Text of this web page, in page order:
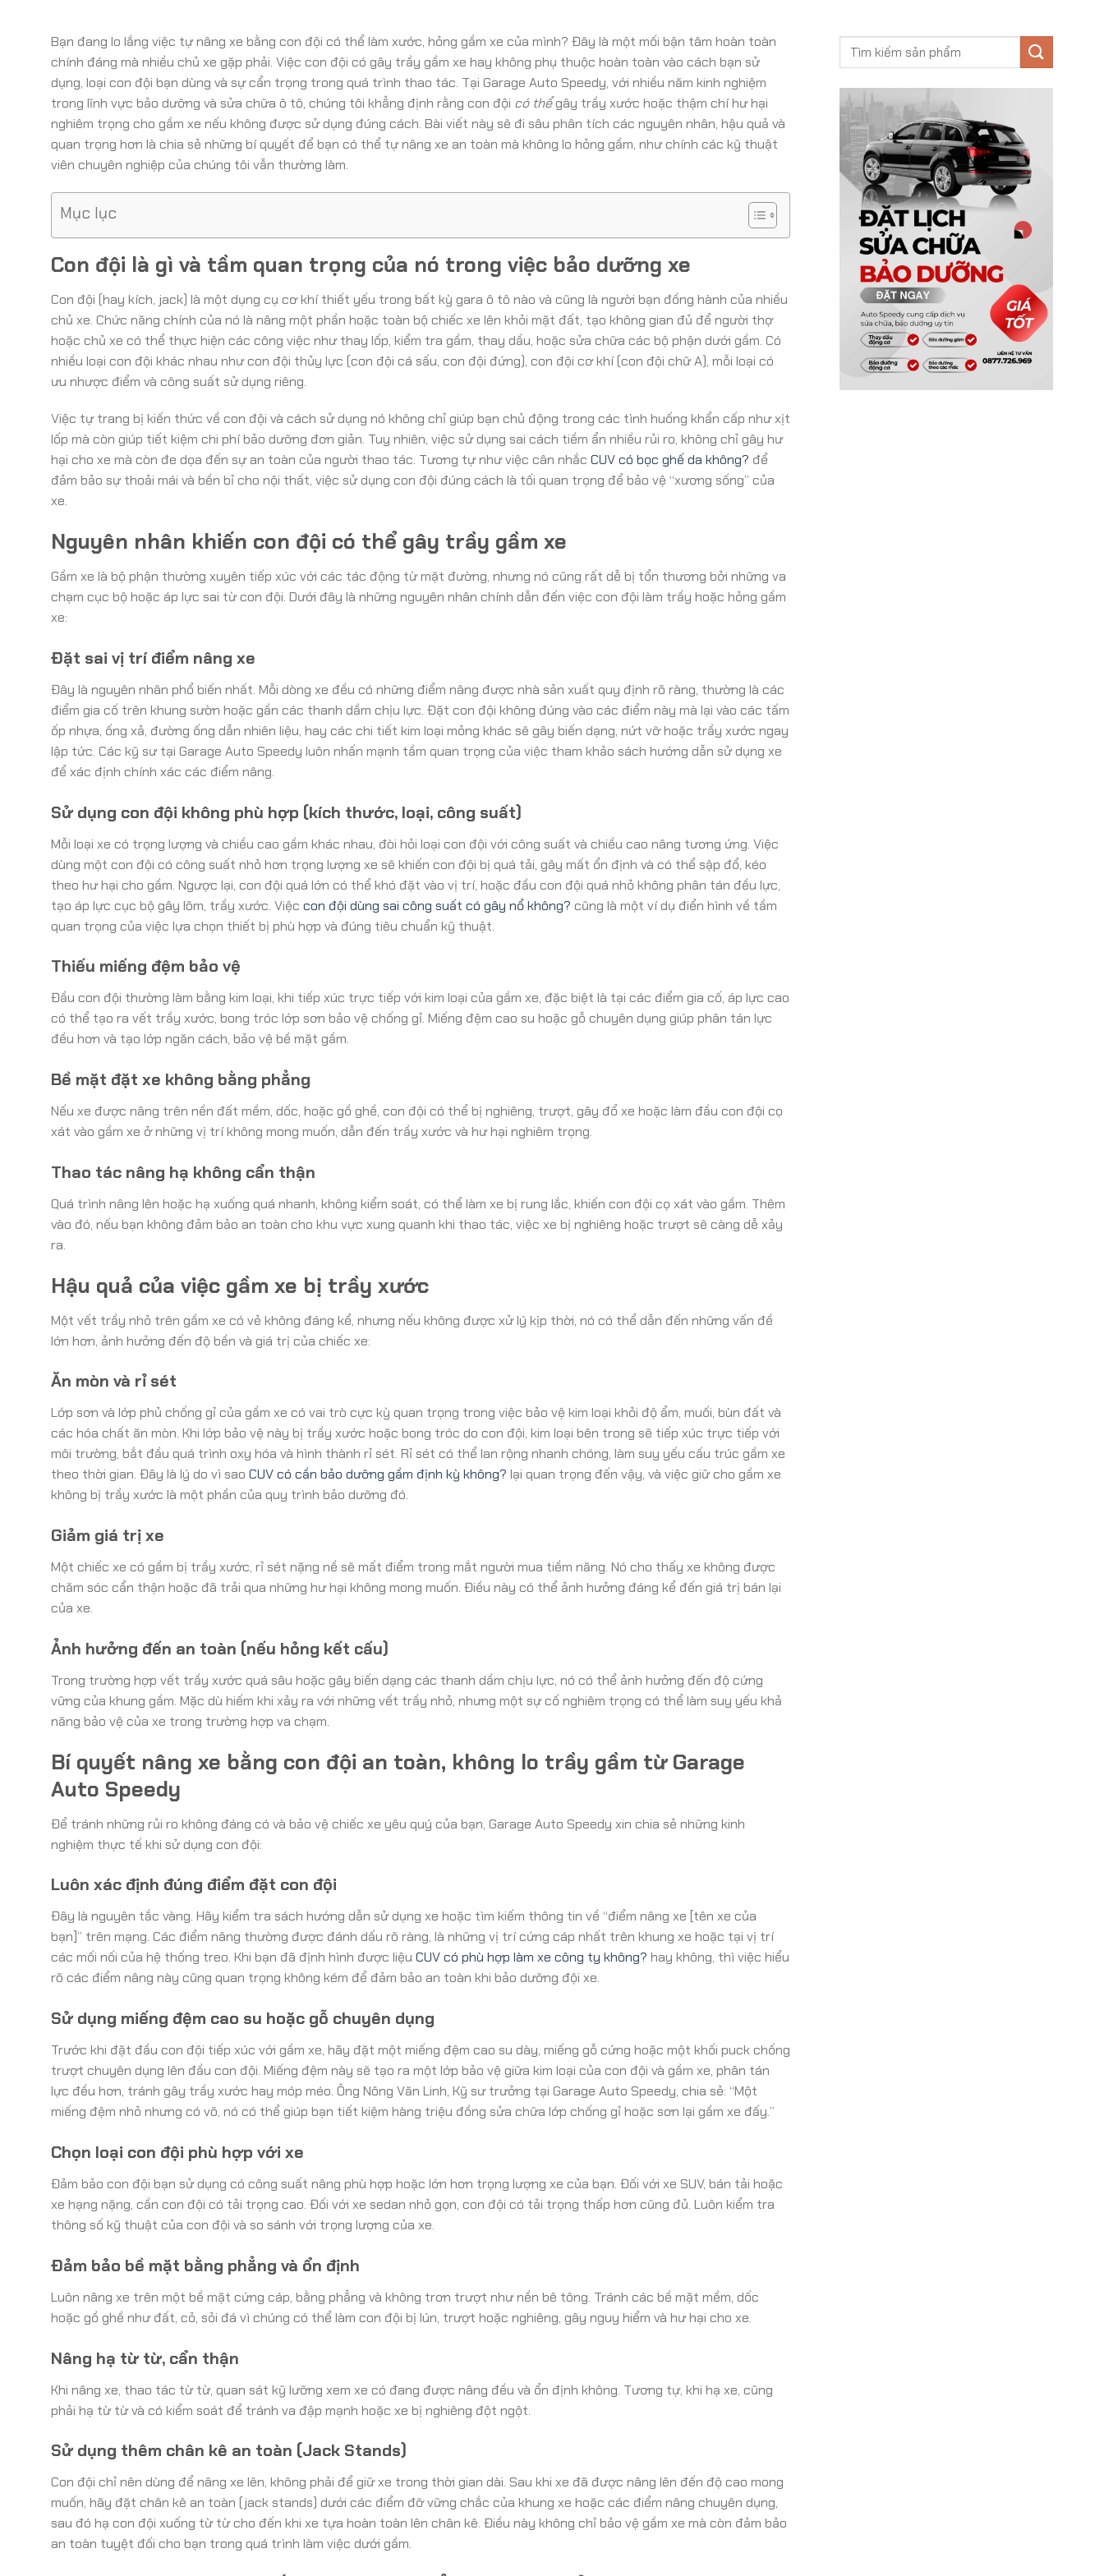
Bạn đang lo lắng việc tự nâng xe bằng con đội có thể làm xước, hỏng gầm xe của mình? Đây là một mối bận tâm hoàn toàn
chính đáng mà nhiều chủ xe gặp phải. Việc con đội có gây trầy gầm xe hay không phụ thuộc hoàn toàn vào cách bạn sử
dụng, loại con đội bạn dùng và sự cẩn trọng trong quá trình thao tác. Tại Garage Auto Speedy, với nhiều năm kinh nghiệm
trong lĩnh vực bảo dưỡng và sửa chữa ô tô, chúng tôi khẳng định rằng con đội có thểgây trầy xước hoặc thậm chí hư hại
nghiêm trọng cho gầm xe nếu không được sử dụng đúng cách. Bài viết này sẽ đi sâu phân tích các nguyên nhân, hậu quả và
quan trọng hơn là chia sẻ những bí quyết để bạn có thể tự nâng xe an toàn mà không lo hỏng gầm, như chính các kỹ thuật
viên chuyên nghiệp của chúng tôi vẫn thường làm.
Mục lục
Con đội là gì và tầm quan trọng của nó trong việc bảo dưỡng xe
Con đội (hay kích, jack) là một dụng cụ cơ khí thiết yếu trong bất kỳ gara ô tô nào và cũng là người bạn đồng hành của nhiều
chủ xe. Chức năng chính của nó là nâng một phần hoặc toàn bộ chiếc xe lên khỏi mặt đất, tạo không gian đủ để người thợ
hoặc chủ xe có thể thực hiện các công việc như thay lốp, kiểm tra gầm, thay dầu, hoặc sửa chữa các bộ phận dưới gầm. Có
nhiều loại con đội khác nhau như con đội thủy lực (con đội cá sấu, con đội đứng), con đội cơ khí (con đội chữ A), mỗi loại có
ưu nhược điểm và công suất sử dụng riêng.
Việc tự trang bị kiến thức về con đội và cách sử dụng nó không chỉ giúp bạn chủ động trong các tình huống khẩn cấp như xịt
lốp mà còn giúp tiết kiệm chi phí bảo dưỡng đơn giản. Tuy nhiên, việc sử dụng sai cách tiềm ẩn nhiều rủi ro, không chỉ gây hư
hại cho xe mà còn đe dọa đến sự an toàn của người thao tác. Tương tự như việc cân nhắc CUV có bọc ghế da không? để
đảm bảo sự thoải mái và bền bỉ cho nội thất, việc sử dụng con đội đúng cách là tối quan trọng để bảo vệ “xương sống” của
xe.
Nguyên nhân khiến con đội có thể gây trầy gầm xe
Gầm xe là bộ phận thường xuyên tiếp xúc với các tác động từ mặt đường, nhưng nó cũng rất dễ bị tổn thương bởi những va
chạm cục bộ hoặc áp lực sai từ con đội. Dưới đây là những nguyên nhân chính dẫn đến việc con đội làm trầy hoặc hỏng gầm
xe:
Đặt sai vị trí điểm nâng xe
Đây là nguyên nhân phổ biến nhất. Mỗi dòng xe đều có những điểm nâng được nhà sản xuất quy định rõ ràng, thường là các
điểm gia cố trên khung sườn hoặc gần các thanh dầm chịu lực. Đặt con đội không đúng vào các điểm này mà lại vào các tấm
ốp nhựa, ống xả, đường ống dẫn nhiên liệu, hay các chi tiết kim loại mỏng khác sẽ gây biến dạng, nứt vỡ hoặc trầy xước ngay
lập tức. Các kỹ sư tại Garage Auto Speedy luôn nhấn mạnh tầm quan trọng của việc tham khảo sách hướng dẫn sử dụng xe
để xác định chính xác các điểm nâng.
Sử dụng con đội không phù hợp (kích thước, loại, công suất)
Mỗi loại xe có trọng lượng và chiều cao gầm khác nhau, đòi hỏi loại con đội với công suất và chiều cao nâng tương ứng. Việc
dùng một con đội có công suất nhỏ hơn trọng lượng xe sẽ khiến con đội bị quá tải, gây mất ổn định và có thể sập đổ, kéo
theo hư hại cho gầm. Ngược lại, con đội quá lớn có thể khó đặt vào vị trí, hoặc đầu con đội quá nhỏ không phân tán đều lực,
tạo áp lực cục bộ gây lõm, trầy xước. Việc con đội dùng sai công suất có gây nổ không? cũng là một ví dụ điển hình về tầm
quan trọng của việc lựa chọn thiết bị phù hợp và đúng tiêu chuẩn kỹ thuật.
Thiếu miếng đệm bảo vệ
Đầu con đội thường làm bằng kim loại, khi tiếp xúc trực tiếp với kim loại của gầm xe, đặc biệt là tại các điểm gia cố, áp lực cao
có thể tạo ra vết trầy xước, bong tróc lớp sơn bảo vệ chống gỉ. Miếng đệm cao su hoặc gỗ chuyên dụng giúp phân tán lực
đều hơn và tạo lớp ngăn cách, bảo vệ bề mặt gầm.
Bề mặt đặt xe không bằng phẳng
Nếu xe được nâng trên nền đất mềm, dốc, hoặc gồ ghề, con đội có thể bị nghiêng, trượt, gây đổ xe hoặc làm đầu con đội cọ
xát vào gầm xe ở những vị trí không mong muốn, dẫn đến trầy xước và hư hại nghiêm trọng.
Thao tác nâng hạ không cẩn thận
Quá trình nâng lên hoặc hạ xuống quá nhanh, không kiểm soát, có thể làm xe bị rung lắc, khiến con đội cọ xát vào gầm. Thêm
vào đó, nếu bạn không đảm bảo an toàn cho khu vực xung quanh khi thao tác, việc xe bị nghiêng hoặc trượt sẽ càng dễ xảy
ra.
Hậu quả của việc gầm xe bị trầy xước
Một vết trầy nhỏ trên gầm xe có vẻ không đáng kể, nhưng nếu không được xử lý kịp thời, nó có thể dẫn đến những vấn đề
lớn hơn, ảnh hưởng đến độ bền và giá trị của chiếc xe:
Ăn mòn và rỉ sét
Lớp sơn và lớp phủ chống gỉ của gầm xe có vai trò cực kỳ quan trọng trong việc bảo vệ kim loại khỏi độ ẩm, muối, bùn đất và
các hóa chất ăn mòn. Khi lớp bảo vệ này bị trầy xước hoặc bong tróc do con đội, kim loại bên trong sẽ tiếp xúc trực tiếp với
môi trường, bắt đầu quá trình oxy hóa và hình thành rỉ sét. Rỉ sét có thể lan rộng nhanh chóng, làm suy yếu cấu trúc gầm xe
theo thời gian. Đây là lý do vì sao CUV có cần bảo dưỡng gầm định kỳ không? lại quan trọng đến vậy, và việc giữ cho gầm xe
không bị trầy xước là một phần của quy trình bảo dưỡng đó.
Giảm giá trị xe
Một chiếc xe có gầm bị trầy xước, rỉ sét nặng nề sẽ mất điểm trong mắt người mua tiềm năng. Nó cho thấy xe không được
chăm sóc cẩn thận hoặc đã trải qua những hư hại không mong muốn. Điều này có thể ảnh hưởng đáng kể đến giá trị bán lại
của xe.
Ảnh hưởng đến an toàn (nếu hỏng kết cấu)
Trong trường hợp vết trầy xước quá sâu hoặc gây biến dạng các thanh dầm chịu lực, nó có thể ảnh hưởng đến độ cứng
vững của khung gầm. Mặc dù hiếm khi xảy ra với những vết trầy nhỏ, nhưng một sự cố nghiêm trọng có thể làm suy yếu khả
năng bảo vệ của xe trong trường hợp va chạm.
Bí quyết nâng xe bằng con đội an toàn, không lo trầy gầm từ Garage
Auto Speedy
Để tránh những rủi ro không đáng có và bảo vệ chiếc xe yêu quý của bạn, Garage Auto Speedy xin chia sẻ những kinh
nghiệm thực tế khi sử dụng con đội:
Luôn xác định đúng điểm đặt con đội
Đây là nguyên tắc vàng. Hãy kiểm tra sách hướng dẫn sử dụng xe hoặc tìm kiếm thông tin về “điểm nâng xe [tên xe của
bạn]” trên mạng. Các điểm nâng thường được đánh dấu rõ ràng, là những vị trí cứng cáp nhất trên khung xe hoặc tại vị trí
các mối nối của hệ thống treo. Khi bạn đã định hình được liệu CUV có phù hợp làm xe công ty không? hay không, thì việc hiểu
rõ các điểm nâng này cũng quan trọng không kém để đảm bảo an toàn khi bảo dưỡng đội xe.
Sử dụng miếng đệm cao su hoặc gỗ chuyên dụng
Trước khi đặt đầu con đội tiếp xúc với gầm xe, hãy đặt một miếng đệm cao su dày, miếng gỗ cứng hoặc một khối puck chống
trượt chuyên dụng lên đầu con đội. Miếng đệm này sẽ tạo ra một lớp bảo vệ giữa kim loại của con đội và gầm xe, phân tán
lực đều hơn, tránh gây trầy xước hay móp méo. Ông Nông Văn Linh, Kỹ sư trưởng tại Garage Auto Speedy, chia sẻ: “Một
miếng đệm nhỏ nhưng có võ, nó có thể giúp bạn tiết kiệm hàng triệu đồng sửa chữa lớp chống gỉ hoặc sơn lại gầm xe đấy.”
Chọn loại con đội phù hợp với xe
Đảm bảo con đội bạn sử dụng có công suất nâng phù hợp hoặc lớn hơn trọng lượng xe của bạn. Đối với xe SUV, bán tải hoặc
xe hạng nặng, cần con đội có tải trọng cao. Đối với xe sedan nhỏ gọn, con đội có tải trọng thấp hơn cũng đủ. Luôn kiểm tra
thông số kỹ thuật của con đội và so sánh với trọng lượng của xe.
Đảm bảo bề mặt bằng phẳng và ổn định
Luôn nâng xe trên một bề mặt cứng cáp, bằng phẳng và không trơn trượt như nền bê tông. Tránh các bề mặt mềm, dốc
hoặc gồ ghề như đất, cỏ, sỏi đá vì chúng có thể làm con đội bị lún, trượt hoặc nghiêng, gây nguy hiểm và hư hại cho xe.
Nâng hạ từ từ, cẩn thận
Khi nâng xe, thao tác từ từ, quan sát kỹ lưỡng xem xe có đang được nâng đều và ổn định không. Tương tự, khi hạ xe, cũng
phải hạ từ từ và có kiểm soát để tránh va đập mạnh hoặc xe bị nghiêng đột ngột.
Sử dụng thêm chân kê an toàn (Jack Stands)
Con đội chỉ nên dùng để nâng xe lên, không phải để giữ xe trong thời gian dài. Sau khi xe đã được nâng lên đến độ cao mong
muốn, hãy đặt chân kê an toàn (jack stands) dưới các điểm đỡ vững chắc của khung xe hoặc các điểm nâng chuyên dụng,
sau đó hạ con đội xuống từ từ cho đến khi xe tựa hoàn toàn lên chân kê. Điều này không chỉ bảo vệ gầm xe mà còn đảm bảo
an toàn tuyệt đối cho bạn trong quá trình làm việc dưới gầm.